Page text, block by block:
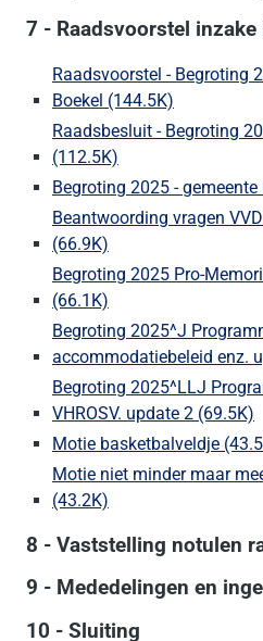
7 - Raadsvoorstel
Raadsvoorstel - Begroting
Boekel (144.5K) (Deze link
Raadsbesluit - Begroting
(112.5K)
Begroting 2025 -
Beantwoording vragen
(66.9K)
Begroting 2025 Pro-
(66.1K)
Begroting 2025^J
accommodatiebeleid enz.
Begroting 2025^LLJ
VHROSV. update 2 (69.5K)
Motie basketbalveldje
Motie niet minder maar
(43.2K)
8 - Vaststelling notulen
9 - Mededelingen en
10 - Sluiting